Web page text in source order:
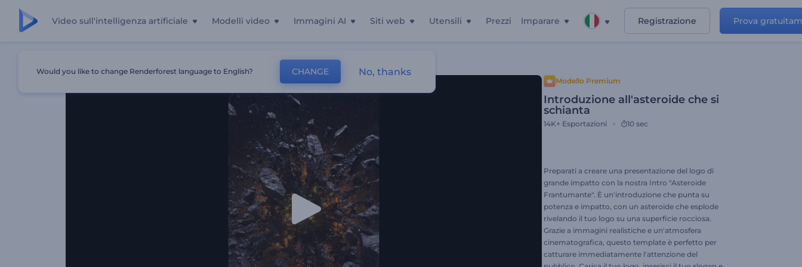
Video sull'intelligenza artificiale Modelli video Immagini AI Siti web Utensili Prezzi Imparare Registrazione Prova
Modello Premium
Introduzione all'asteroide che si
schianta
14K+ Esportazioni 10 sec
Preparati a creare una presentazione del logo di
grande impatto con la nostra Intro "Asteroide
Frantumante". È un'introduzione che punta su
potenza e impatto, con un asteroide che esplode
rivelando il tuo logo su una superficie rocciosa.
Grazie a immagini realistiche e un'atmosfera
cinematografica, questo template è perfetto per
catturare immediatamente l'attenzione del
Would you like to change Renderforest language to English? CHANGE No, thanks